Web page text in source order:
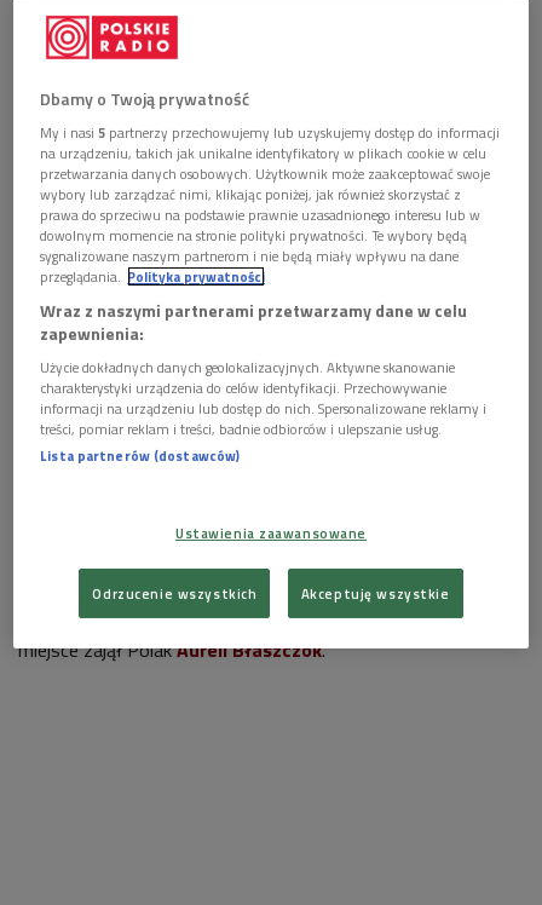
Vadim Brodski w 1977 roku podczas Międzynarodowego Konkursu
Staszyszyn/PAP/CAF
Posłuchaj audycji "Historia Konkursu
Wieniawskiego">>>
skrzypiec spotkali się w Poznaniu już w1981 roku
skrzypków z Japonii - zwyciężyła
Keiko Urushihara, na
drugim miejscu uplasowała się Elisa Kawaguti. Trzecie
miejsce zajął PolakAureli Błaszczok.
Dbamy o Twoją prywatność
My i nasi5 partnerzy przechowujemy lub uzyskujemy dostęp do informacji
na urządzeniu, takich jak unikalne identyfikatory w plikach cookie w celu
przetwarzania danych osobowych. Użytkownik może zaakceptować swoje
wybory lub zarządzać nimi, klikając poniżej, jak również skorzystać z
prawa do sprzeciwu na podstawie prawnie uzasadnionego interesu lub w
dowolnym momencie na stronie polityki prywatności. Te wybory będą
sygnalizowane naszym partnerom i nie będą miały wpływu na dane
przeglądania. Polityka prywatności
Wraz z naszymi partnerami przetwarzamy dane w celu
zapewnienia:
Użycie dokładnych danych geolokalizacyjnych. Aktywne skanowanie
charakterystyki urządzenia do celów identyfikacji. Przechowywanie
informacji na urządzeniu lub dostęp do nich. Spersonalizowane reklamy i
treści, pomiar reklam i treści, badnie odbiorców i ulepszanie usług.
Lista partnerów (dostawców)
Ustawienia zaawansowane
Odrzucenie wszystkich Akceptuję wszystkie